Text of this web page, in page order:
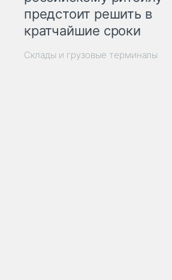
предстоит решить в
кратчайшие сроки
Склады и грузовые терминалы